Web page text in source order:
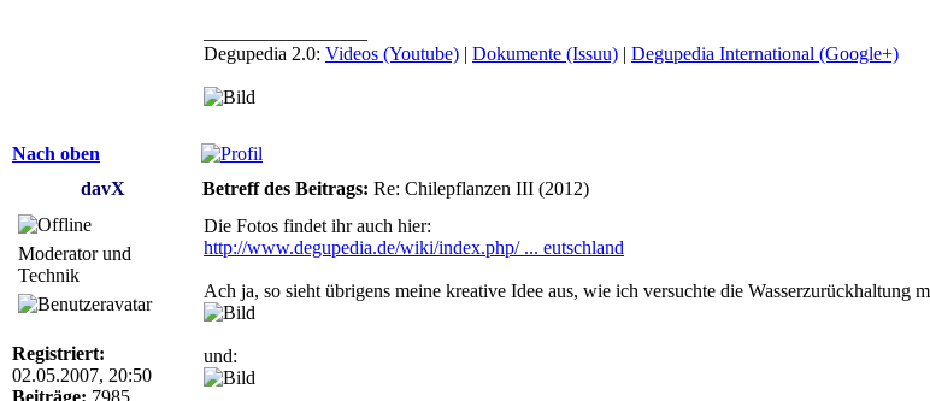
Degupedia 2.0: Videos (Youtube) | Dokumente (Issuu) | Degupedia International (Google+)
Nach oben
davX
Betreff des Beitrags: Re: Chilepflanzen III (2012)
Moderator und
Technik
Registriert:
02.05.2007, 20:50
Beiträge: 7985
Die Fotos findet ihr auch hier:
http://www.degupedia.de/wiki/index.php/ ... eutschland
Ach ja, so sieht übrigens meine kreative Idee aus, wie ich versuchte die Wasserzurückhaltung
und: